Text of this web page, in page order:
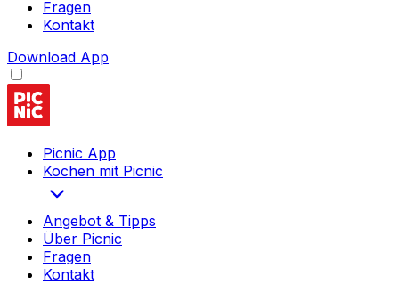
Fragen
Kontakt
Download App
Picnic App
Kochen mit Picnic
Angebot & Tipps
Über Picnic
Fragen
Kontakt